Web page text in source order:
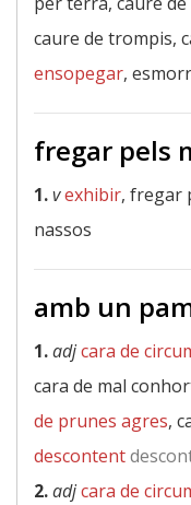
caure de trompis,
ensopegar,
fregar pels
1.vexhibir, fregar
nassos
amb un
1.adjcara de
cara de mal
de prunes agres,
descontent
2.adjcara de